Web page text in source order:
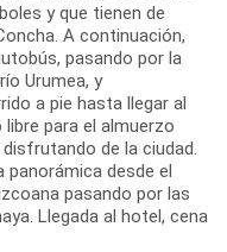
y que tienen de
A continuación,
pasando por la
Urumea, y
a pie hasta llegar al
para el almuerzo
de la ciudad.
panorámica desde el
pasando por las
Llegada al hotel, cena